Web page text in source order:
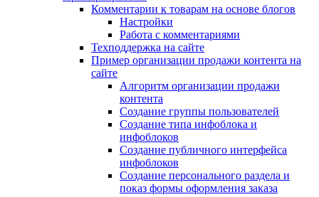
Комментарии к товарам на основе блогов
Настройки
Работа с комментариями
Техподдержка на сайте
Пример организации продажи контента на
сайте
Алгоритм организации продажи
контента
Создание группы пользователей
Создание типа инфоблока и
инфоблоков
Создание публичного интерфейса
инфоблоков
Создание персонального раздела и
показ формы оформления заказа